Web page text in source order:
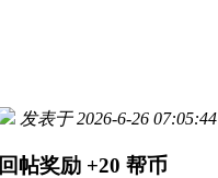
发表于 2026-6-26 07:05:44
回帖奖励 +20 帮币